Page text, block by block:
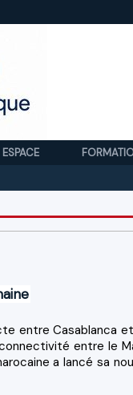
ESPACE
entre Casablanca
entre le
a lancé sa